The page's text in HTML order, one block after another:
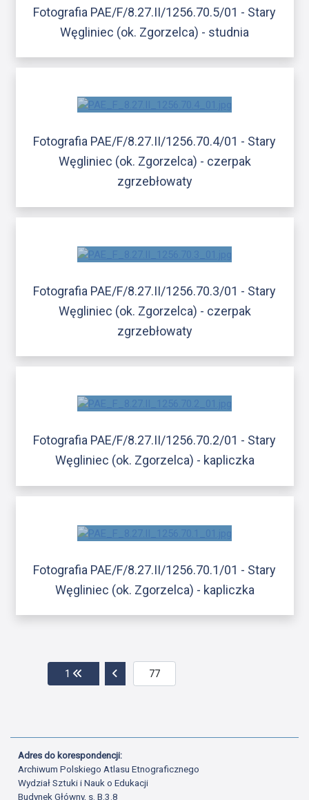
Fotografia PAE/F/8.27.II/1256.70.5/01 - Stary
Węgliniec (ok. Zgorzelca) - studnia
Fotografia PAE/F/8.27.II/1256.70.4/01 - Stary
Węgliniec (ok. Zgorzelca) - czerpak
zgrzebłowaty
Fotografia PAE/F/8.27.II/1256.70.3/01 - Stary
Węgliniec (ok. Zgorzelca) - czerpak
zgrzebłowaty
Fotografia PAE/F/8.27.II/1256.70.2/01 - Stary
Węgliniec (ok. Zgorzelca) - kapliczka
Fotografia PAE/F/8.27.II/1256.70.1/01 - Stary
Węgliniec (ok. Zgorzelca) - kapliczka
1 Przejdź do pierwszej strony
Przejdź do poprzedniej strony
Adres do korespondencji:
Archiwum Polskiego Atlasu Etnograficznego
Wydział Sztuki i Nauk o Edukacji
Budynek Główny, s. B.3.8